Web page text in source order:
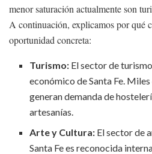
menor saturación actualmente son
A continuación, explicamos por qué
oportunidad concreta:
Turismo: El sector de
económico de Santa Fe.
generan demanda de
artesanías.
Arte y Cultura: El sector de
Santa Fe es reconocida